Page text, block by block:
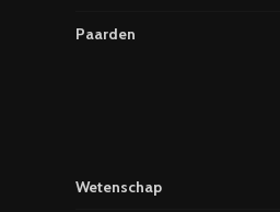
Paarden
Wetenschap